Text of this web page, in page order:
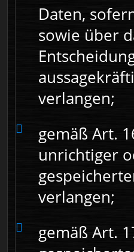
Daten,
sowie über
verlangen;
gemäß Art.
unrichtiger
verlangen;
gemäß Art.